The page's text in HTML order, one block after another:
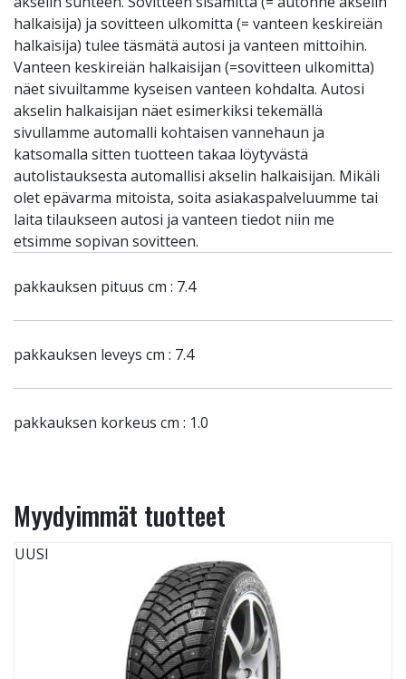
halkaisija) ja sovitteen ulkomitta (= vanteen keskireiän
halkaisija) tulee täsmätä autosi ja vanteen mittoihin.
Vanteen keskireiän halkaisijan (=sovitteen ulkomitta)
näet sivuiltamme kyseisen vanteen kohdalta. Autosi
akselin halkaisijan näet esimerkiksi tekemällä
sivullamme automalli kohtaisen vannehaun ja
katsomalla sitten tuotteen takaa löytyvästä
autolistauksesta automallisi akselin halkaisijan. Mikäli
olet epävarma mitoista, soita asiakaspalveluumme tai
laita tilaukseen autosi ja vanteen tiedot niin me
etsimme sopivan sovitteen.
pakkauksen pituus cm : 7.4
pakkauksen leveys cm : 7.4
pakkauksen korkeus cm : 1.0
Myydyimmät tuotteet
UUSI